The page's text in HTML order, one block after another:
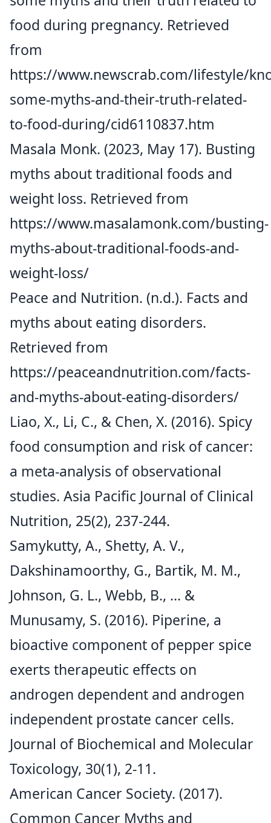
food during pregnancy. Retrieved
from
https://www.newscrab.com/lifestyle/
some-myths-and-their-truth-related-
to-food-during/cid6110837.htm
Masala Monk. (2023, May 17). Busting
myths about traditional foods and
weight loss. Retrieved from
https://www.masalamonk.com/busting-
myths-about-traditional-foods-and-
weight-loss/
Peace and Nutrition. (n.d.). Facts and
myths about eating disorders.
Retrieved from
https://peaceandnutrition.com/facts-
and-myths-about-eating-disorders/
Liao, X., Li, C., & Chen, X. (2016). Spicy
food consumption and risk of cancer:
a meta-analysis of observational
studies. Asia Pacific Journal of Clinical
Nutrition, 25(2), 237-244.
Samykutty, A., Shetty, A. V.,
Dakshinamoorthy, G., Bartik, M. M.,
Johnson, G. L., Webb, B., … &
Munusamy, S. (2016). Piperine, a
bioactive component of pepper spice
exerts therapeutic effects on
androgen dependent and androgen
independent prostate cancer cells.
Journal of Biochemical and Molecular
Toxicology, 30(1), 2-11.
American Cancer Society. (2017).
Common Cancer Myths and